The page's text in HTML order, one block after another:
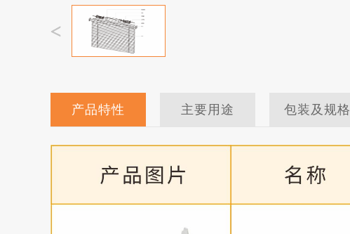
产品特性 主要用途 包装及规格